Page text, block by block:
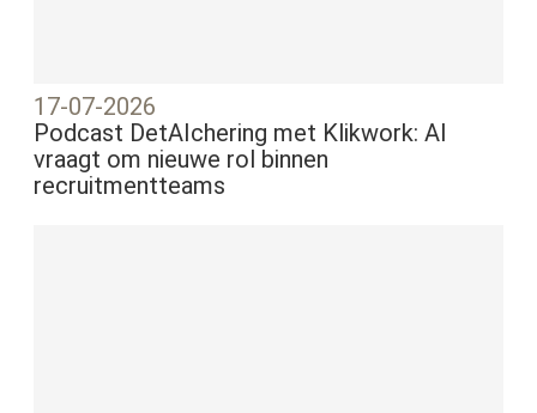
17-07-2026
Podcast DetAIchering met Klikwork: AI
vraagt om nieuwe rol binnen
recruitmentteams